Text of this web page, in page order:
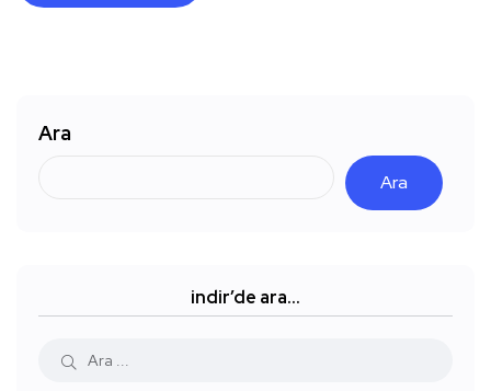
Ara
Ara
indir’de ara…